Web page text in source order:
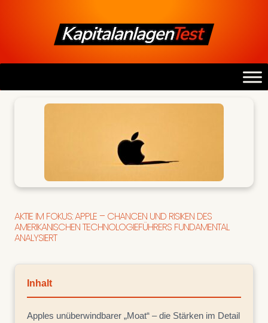
AKTIE IM FOKUS: APPLE – CHANCEN UND RISIKEN DES
AMERIKANISCHEN TECHNOLOGIEFÜHRERS FUNDAMENTAL
ANALYSIERT
Inhalt
Apples unüberwindbarer „Moat“ – die Stärken im Detail